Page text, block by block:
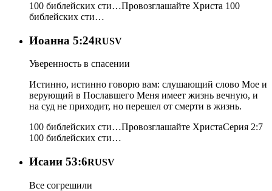
100 библейских сти…Провозглашайте Христа 100
библейских сти…
Иоанна 5:24RUSV
Уверенность в спасении
Истинно, истинно говорю вам: слушающий слово Мое и
верующий в Пославшего Меня имеет жизнь вечную, и
на суд не приходит, но перешел от смерти в жизнь.
100 библейских сти…Провозглашайте ХристаСерия 2:7
100 библейских сти…
Исаии 53:6RUSV
Все согрешили